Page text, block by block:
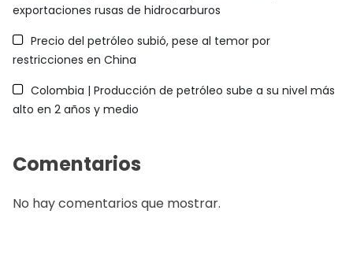
exportaciones rusas de hidrocarburos
Precio del petróleo subió, pese al temor por
restricciones en China
Colombia | Producción de petróleo sube a su nivel más
alto en 2 años y medio
Comentarios
No hay comentarios que mostrar.